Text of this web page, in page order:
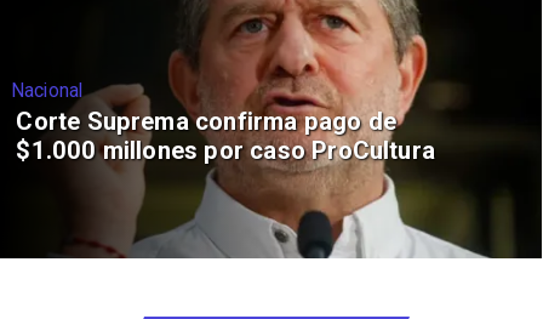
Nacional
Corte Suprema confirma pago de
$1.000 millones por caso ProCultura